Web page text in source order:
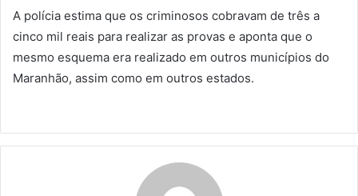
A polícia estima que os criminosos cobravam de três a
cinco mil reais para realizar as provas e aponta que o
mesmo esquema era realizado em outros municípios do
Maranhão, assim como em outros estados.